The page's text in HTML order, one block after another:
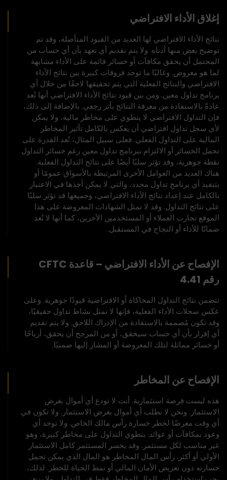
إغلاق الأداء الافتراضي
نتائج الأداء الافتراضي لها العديد من القيود المتأصلة، وقد تم
توضيح بعض منها أدناه. ولا يتم تقديم أي تعهد بأن أي حساب من
المحتمل أن يحقق مكافآت أو خسائر قائمة على الأداء مشابهة
لما هو معروض. وغالبًا ما توجد فروقات كبيرة بين نتائج الأداء
الافتراضي والنتائج الفعلية التي يتم تحقيقها لاحقًا من خلال أي
برنامج تداول معين. ومن بين قيود نتائج الأداء الافتراضي أنها تُعد
عادةً بالاستفادة من معرفة النتائج بأثر رجعي. بالإضافة إلى ذلك،
فإن التداول الافتراضي لا ينطوي على مخاطر مالية، ولا يمكن
لأي سجل تداول افتراضي أن يعكس بالكامل تأثير المخاطر
المالية على التداول الفعلي. فعلى سبيل المثال، تُعد القدرة على
تحمل الخسائر أو الالتزام ببرنامج تداول معين رغم خسائر التداول
نقطة جوهرية، وقد تؤثر سلبًا أيضًا على نتائج التداول الفعلية.
هناك العديد من العوامل الأخرى المرتبطة بالأسواق عمومًا أو
بتنفيذ أي برنامج تداول محدد، والتي لا يمكن أخذها في الاعتبار
بالكامل عند إعداد نتائج الأداء الافتراضي، وجميعها قد تؤثر سلبًا
على نتائج التداول. وقد لا تمثل الشهادات المعروضة على هذا
الموقع تجارب العملاء أو المستخدمين الآخرين، كما أنها لا تُعد
ضمانًا للأداء أو النجاح في المستقبل.
الإفصاح عن الأداء الافتراضي – قاعدة CFTC
رقم 4.41
تتضمن نتائج التداول المحاكاة أو الافتراضية قيودًا جوهرية. وعلى
عكس سجلات الأداء الفعلية، فإنها لا تمثل نشاط تداول حقيقيًا،
وقد تكون مُصممة بالاستفادة من الإدراك اللاحق. ولا يتم تقديم
أي إقرار بأن أي حساب سيحقق، أو من المرجح أن يحقق، أرباحًا
أو خسائر مماثلة لتلك المعروضة أو المشار إليها ضمنيًا.
الإفصاح عن المخاطر
هذه ليست فرصة استثمارية. أنت لا تودع أي أموال بغرض
الاستثمار. ونحن لا نطلب أي أموال بغرض الاستثمار. ولا تكون في
أي وقت معرضًا لخطر خسارة رأس مالك الخاص. ولا توجد أي
وعود بمكافآت أو عوائد. ينطوي التداول على مخاطر كبيرة، وهو
غير مناسب لكل مستثمر. وقد يخسر المستثمر كامل الاستثمار
الأولي أو أكثر. رأس المال المخاطر هو المال الذي يمكن تحمل
خسارته دون تعريض الأمان المالي أو نمط الحياة للخطر. لذلك،